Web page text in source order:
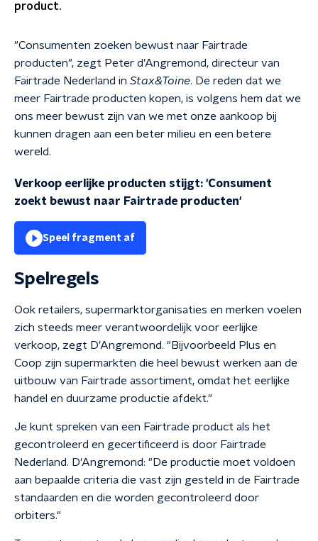
product.
"Consumenten zoeken bewust naar Fairtrade
producten", zegt Peter d’Angremond, directeur van
Fairtrade Nederland in Stax&Toine. De reden dat we
meer Fairtrade producten kopen, is volgens hem dat we
ons meer bewust zijn van we met onze aankoop bij
kunnen dragen aan een beter milieu en een betere
wereld.
Verkoop eerlijke producten stijgt: 'Consument
zoekt bewust naar Fairtrade producten'
Speel fragment af
Spelregels
Ook retailers, supermarktorganisaties en merken voelen
zich steeds meer verantwoordelijk voor eerlijke
verkoop, zegt D'Angremond. "Bijvoorbeeld Plus en
Coop zijn supermarkten die heel bewust werken aan de
uitbouw van Fairtrade assortiment, omdat het eerlijke
handel en duurzame productie afdekt."
Je kunt spreken van een Fairtrade product als het
gecontroleerd en gecertificeerd is door Fairtrade
Nederland. D'Angremond: "De productie moet voldoen
aan bepaalde criteria die vast zijn gesteld in de Fairtrade
standaarden en die worden gecontroleerd door
orbiters."